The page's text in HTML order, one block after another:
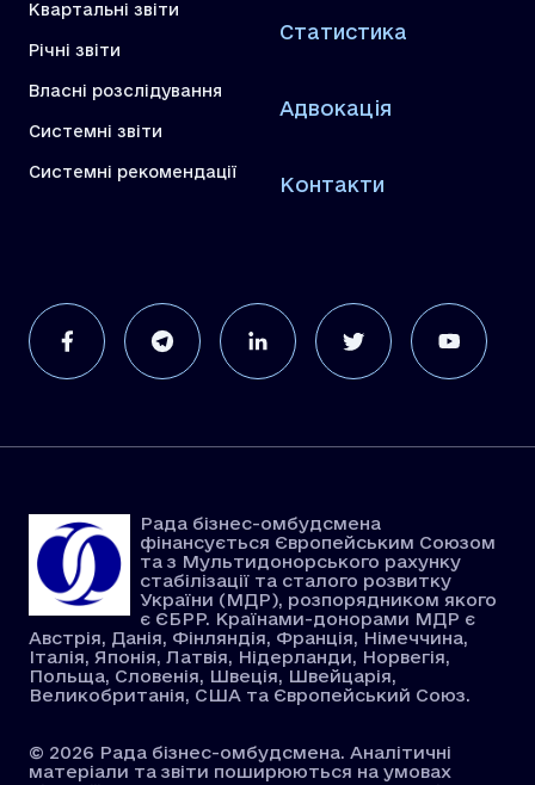
Квартальні звіти
Річні звіти
Власні розслідування
Системні звіти
Системні рекомендації
Статистика
Адвокація
Контакти
Рада бізнес-омбудсмена
фінансується Європейським Союзом
та з Мультидонорського рахунку
стабілізації та сталого розвитку
України (МДР), розпорядником якого
є ЄБРР. Країнами-донорами МДР є
Австрія, Данія, Фінляндія, Франція, Німеччина,
Італія, Японія, Латвія, Нідерланди, Норвегія,
Польща, Словенія, Швеція, Швейцарія,
Великобританія, США та Європейський Союз.
© 2026 Рада бізнес-омбудсмена. Аналітичні
матеріали та звіти поширюються на умовах